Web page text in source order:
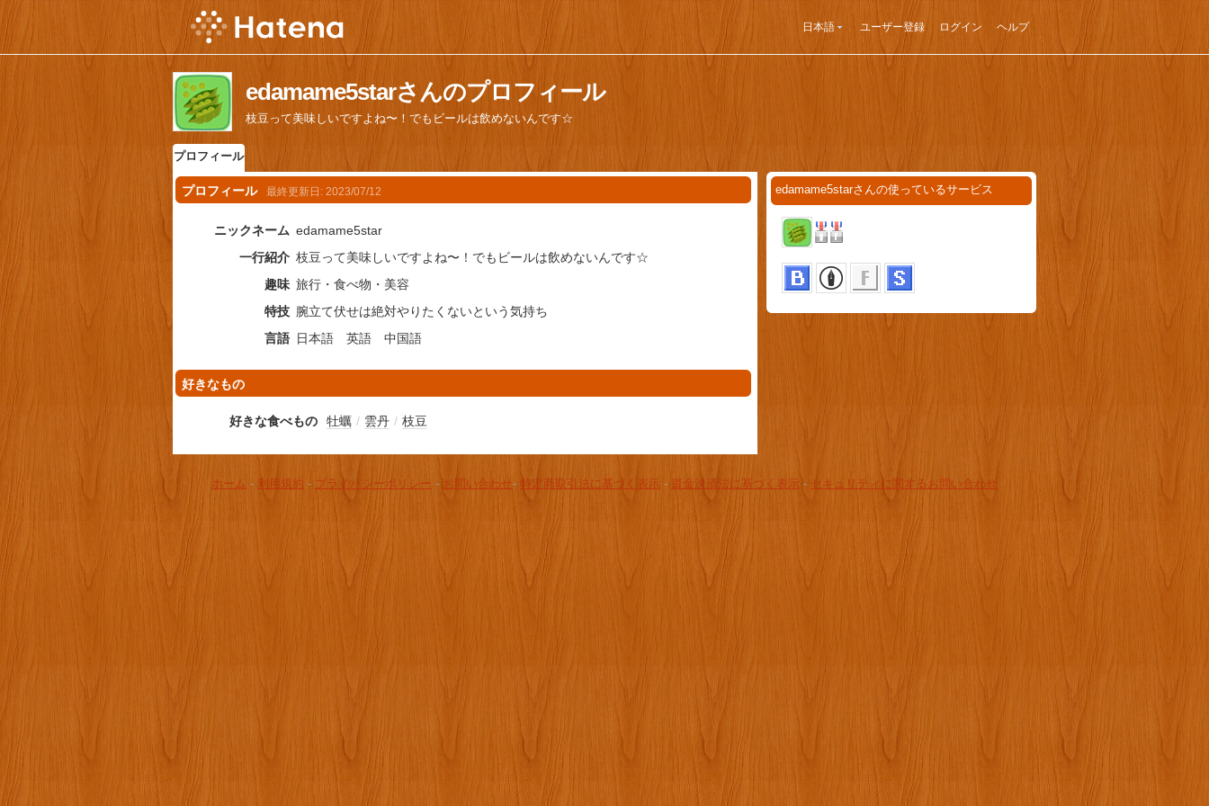
日本語 ユーザー登録 ログイン ヘルプ
edamame5starさんのプロフィール
枝豆って美味しいですよね〜！でもビールは飲めないんです☆
プロフィール
プロフィール 最終更新日: 2023/07/12
ニックネーム edamame5star
一行紹介 枝豆って美味しいですよね〜！でもビールは飲めないんです☆
趣味 旅行・食べ物・美容
特技 腕立て伏せは絶対やりたくないという気持ち
言語 日本語 英語 中国語
好きなもの
好きな食べもの 牡蠣 / 雲丹 / 枝豆
edamame5starさんの使っているサービス
ホーム - 利用規約 - プライバシーポリシー - お問い合わせ- 特定商取引法に基づく表示 - 資金決済法に基づく表示 - セキュリティに関するお問い合わせ